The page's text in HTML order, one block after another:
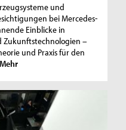
und
bei Mercedes-
Einblicke in
–
und Praxis für den
Mehr